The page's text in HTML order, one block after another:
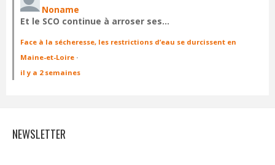
Noname
Et le SCO continue à arroser ses…
Face à la sécheresse, les restrictions d’eau se durcissent en
Maine-et-Loire ·
il y a 2 semaines
NEWSLETTER